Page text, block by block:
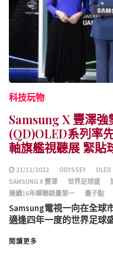
科技玩物
Samsung X 豐澤
(QD)OLED系列率
軸旗艦視聽展 緊貼
21/11/2022 ODYSSEY OLED
SAMSUNG X 豐澤
世界足球盛
連續16年蟬聯銷量第一
量子點
Samsung電視一向在全球
適逢四年一度的世界足球
閱讀更多